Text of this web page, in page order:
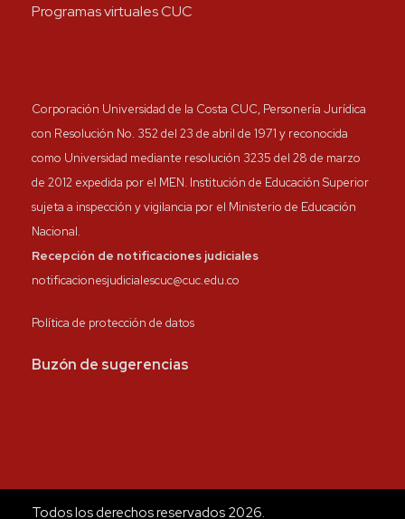
Programas virtuales CUC
Corporación Universidad de la Costa CUC, Personería Jurídica
con Resolución No. 352 del 23 de abril de 1971 y reconocida
como Universidad mediante resolución 3235 del 28 de marzo
de 2012 expedida por el MEN. Institución de Educación Superior
sujeta a inspección y vigilancia por el Ministerio de Educación
Nacional.
Recepción de notificaciones judiciales
notificacionesjudicialescuc@cuc.edu.co
Política de protección de datos
Buzón de sugerencias
Todos los derechos reservados 2026.